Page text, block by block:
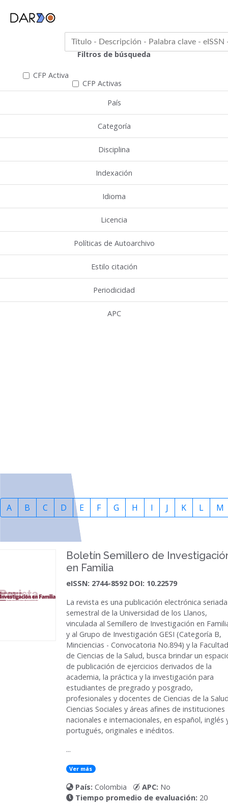
CFP Activas
Filtros de búsqueda
CFP Activa
País
Categoría
Disciplina
Indexación
Idioma
Licencia
Políticas de Autoarchivo
Estilo citación
Periodicidad
APC
A B C D E F G H I J K L M
Boletín Semillero de
en Familia
eISSN: 2744-8592 DOI: 10.22579
La revista es una publicación electrónica seriada
semestral de la Universidad de los Llanos,
vinculada al Semillero de Investigación en
y al Grupo de Investigación GESI (Categoría B,
Minciencias - Convocatoria No.894) y la Facultad
de Ciencias de la Salud, busca brindar un
de publicación de ejercicios derivados de la
academia, la práctica y la investigación para
estudiantes de pregrado y posgrado,
profesionales y docentes de Ciencias de la
Ciencias Sociales y áreas afines de instituciones
nacionales e internacionales, en español, inglés
portugués, originales e inéditos.
...
Ver más
País: Colombia APC: No
Tiempo promedio de evaluación: 20